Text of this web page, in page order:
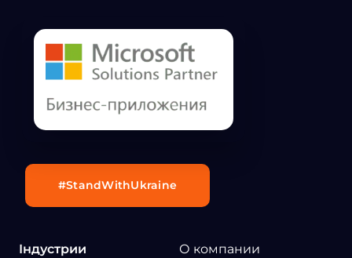
Індустрии
О компании
#StandWithUkraine